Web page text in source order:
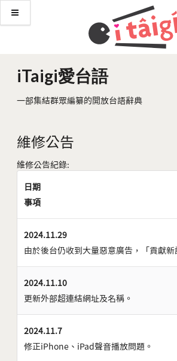
iTaigi愛台語
一部集結群眾編纂的開放台語辭典
維修公告
維修公告紀錄:
日期
事項
2024.11.29
由於後台仍收到大量惡意廣告，「貢獻新
2024.11.10
更新外部超連結網址及名稱。
2024.11.7
修正iPhone、iPad聲音播放問題。